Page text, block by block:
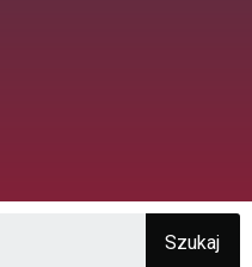
Szukaj